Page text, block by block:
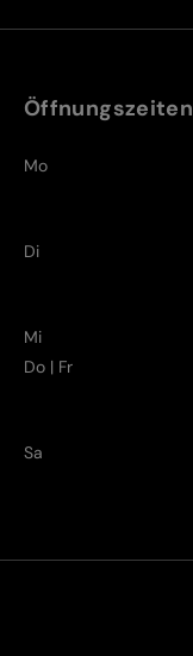
Öffnungszeiten
Mo
Di
Mi
Do | Fr
Sa